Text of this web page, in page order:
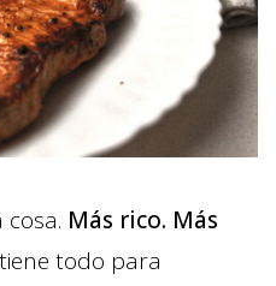
Más rico. Más
todo para